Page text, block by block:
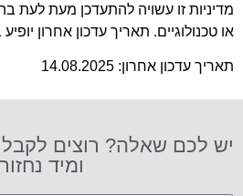
מדיניות זו עשויה להתעדכן מעת לעת
או טכנולוגיים. תאריך עדכון אחרון
תאריך עדכון אחרון: 14.08.2025
יש לכם שאלה? רוצים לקבל
ומיד